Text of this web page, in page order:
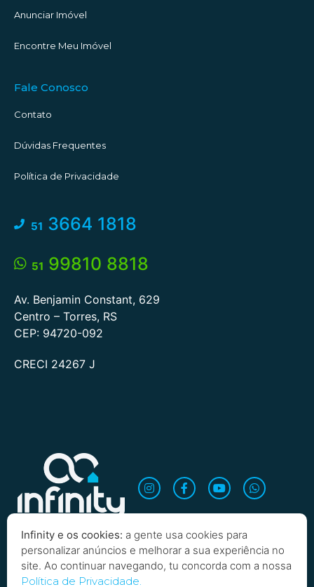
Anunciar Imóvel
Encontre Meu Imóvel
Fale Conosco
Contato
Dúvidas Frequentes
Política de Privacidade
51 3664 1818
51 99810 8818
Av. Benjamin Constant, 629
Centro – Torres, RS
CEP: 94720-092
CRECI 24267 J
Infinity e os cookies: a gente usa cookies para
personalizar anúncios e melhorar a sua experiência no
site. Ao continuar navegando, tu concorda com a nossa
Política de Privacidade.